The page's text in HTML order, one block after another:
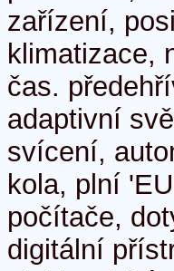
zařízení,
klimatizace,
čas.
adaptivní
svícení,
kola, plní
počítače,
digitální